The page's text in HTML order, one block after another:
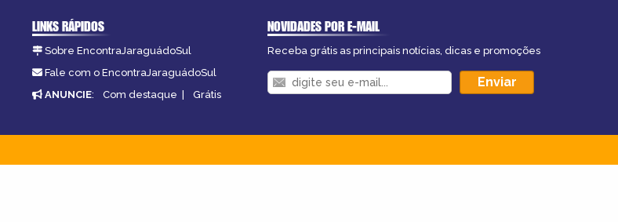
LINKS RÁPIDOS
Sobre EncontraJaraguádoSul
Fale com o EncontraJaraguádoSul
ANUNCIE: Com destaque | Grátis
NOVIDADES POR E-MAIL
Receba grátis as principais notícias, dicas e promoções